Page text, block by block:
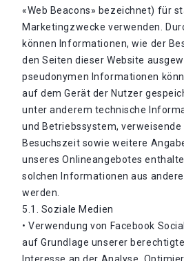
«Web Beacons» bezeichnet) für
Marketingzwecke verwenden.
können Informationen, wie der
den Seiten dieser Website
pseudonymen Informationen
auf dem Gerät der Nutzer
unter anderem technische
und Betriebssystem, verweisende
Besuchszeit sowie weitere
unseres Onlineangebotes
solchen Informationen aus
werden.
5.1. Soziale Medien
• Verwendung von Facebook
auf Grundlage unserer